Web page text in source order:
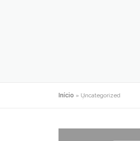
Início » Uncategorized